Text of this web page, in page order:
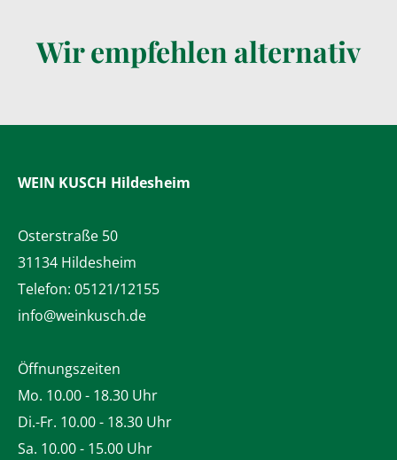
Wir empfehlen alternativ
WEIN KUSCH Hildesheim
Osterstraße 50
31134 Hildesheim
Telefon: 05121/12155
info@weinkusch.de
Öffnungszeiten
Mo. 10.00 - 18.30 Uhr
Di.-Fr. 10.00 - 18.30 Uhr
Sa. 10.00 - 15.00 Uhr